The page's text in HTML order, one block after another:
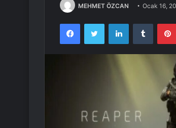
MEHMET ÖZCAN Ocak 16,
FacebookTwitter LinkedInTumblr